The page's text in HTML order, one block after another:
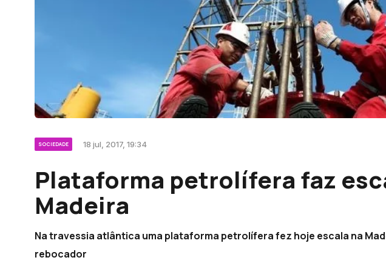
SOCIEDADE 18 jul, 2017, 19:34
Plataforma petrolífera faz
Madeira
Na travessia atlântica uma plataforma petrolífera fez hoje escala na
rebocador